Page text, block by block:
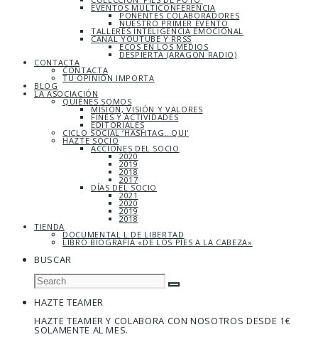
EVENTOS MULTICONFERENCIA
PONENTES COLABORADORES
NUESTRO PRIMER EVENTO
TALLERES INTELIGENCIA EMOCIONAL
CANAL YOUTUBE Y RRSS
ECOS EN LOS MEDIOS
DESPIERTA (ARAGÓN RADIO)
CONTACTA
CONTACTA
TU OPINIÓN IMPORTA
BLOG
LA ASOCIACIÓN
QUIÉNES SOMOS
MISIÓN, VISIÓN Y VALORES
FINES Y ACTIVIDADES
EDITORIALES
CICLO SOCIAL ‘HASHTAG…QUI’
HAZTE SOCIO
ACCIONES DEL SOCIO
2020
2019
2018
2017
DÍAS DEL SOCIO
2021
2020
2019
2018
TIENDA
DOCUMENTAL L DE LIBERTAD
LIBRO BIOGRAFÍA «DE LOS PIES A LA CABEZA»
BUSCAR
HAZTE TEAMER
HAZTE TEAMER Y COLABORA CON NOSOTROS DESDE 1€
SOLAMENTE AL MES.